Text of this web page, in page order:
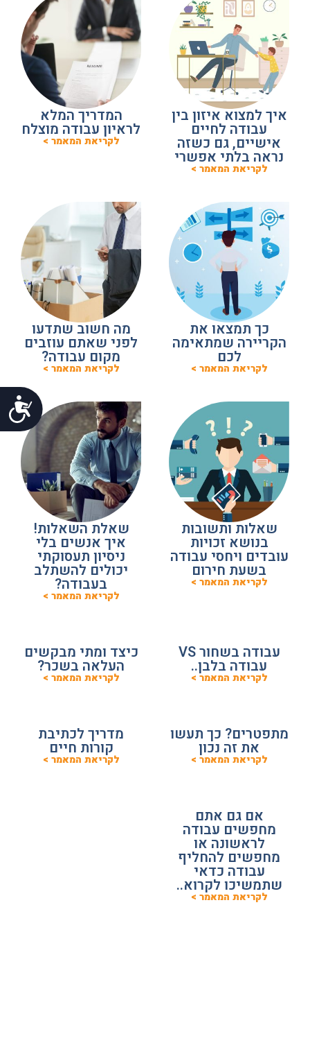
איך למצוא איזון בין
עבודה לחיים
אישיים, גם כשזה
נראה בלתי אפשרי
לקריאת המאמר >
המדריך המלא
לראיון עבודה מוצלח
לקריאת המאמר >
כך תמצאו את
הקריירה שמתאימה
לכם
לקריאת המאמר >
מה חשוב שתדעו
לפני שאתם עוזבים
מקום עבודה?
לקריאת המאמר >
שאלות ותשובות
בנושא זכויות
עובדים ויחסי עבודה
בשעת חירום
לקריאת המאמר >
שאלת השאלות!
איך אנשים בלי
ניסיון תעסוקתי
יכולים להשתלב
בעבודה?
לקריאת המאמר >
עבודה בשחור VS
עבודה בלבן..
לקריאת המאמר >
כיצד ומתי מבקשים
העלאה בשכר?
לקריאת המאמר >
מתפטרים? כך תעשו
את זה נכון
לקריאת המאמר >
מדריך לכתיבת
קורות חיים
לקריאת המאמר >
אם גם אתם
מחפשים עבודה
לראשונה או
מחפשים להחליף
עבודה כדאי
שתמשיכו לקרוא..
לקריאת המאמר >